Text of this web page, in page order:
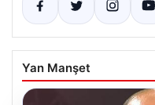
Yan Manşet